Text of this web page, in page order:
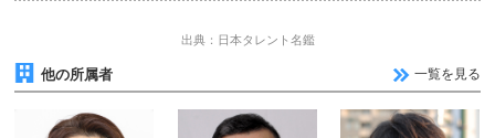
出典：日本タレント名鑑
他の所属者 一覧を見る